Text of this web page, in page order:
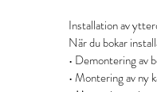
Installation av
När du bokar
• Demontering av
• Montering av ny